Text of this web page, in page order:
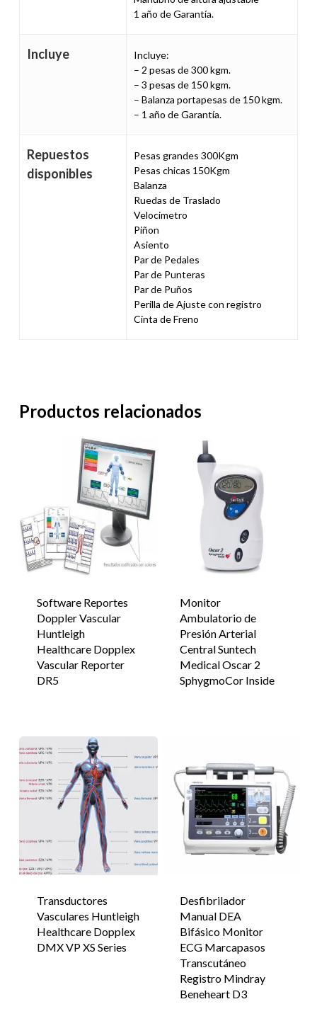
1 año de Garantía.
Incluye
Incluye:
– 2 pesas de 300 kgm.
– 3 pesas de 150 kgm.
– Balanza portapesas de 150 kgm.
– 1 año de Garantía.
Repuestos
disponibles
Pesas grandes 300Kgm
Pesas chicas 150Kgm
Balanza
Ruedas de Traslado
Velocimetro
Piñon
Asiento
Par de Pedales
Par de Punteras
Par de Puños
Perilla de Ajuste con registro
Cinta de Freno
Productos relacionados
Software Reportes
Doppler Vascular
Huntleigh
Healthcare Dopplex
Vascular Reporter
DR5
Monitor
Ambulatorio de
Presión Arterial
Central Suntech
Medical Oscar 2
SphygmoCor Inside
Transductores
Vasculares Huntleigh
Healthcare Dopplex
DMX VP XS Series
Desfibrilador
Manual DEA
Bifásico Monitor
ECG Marcapasos
Transcutáneo
Registro Mindray
Beneheart D3